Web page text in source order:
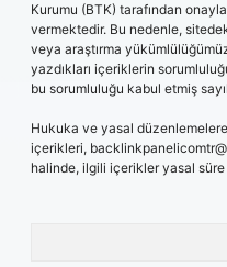
Kurumu (BTK) tarafından
vermektedir. Bu nedenle,
veya araştırma
yazdıkları içeriklerin
bu sorumluluğu kabul etmiş
Hukuka ve yasal
içerikleri,
halinde, ilgili içerikler yasal süre